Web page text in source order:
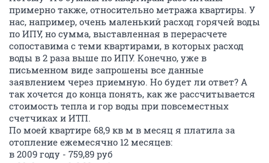
примерно также, относительно метража квартиры. У
нас, например, очень маленький расход горячей воды
по ИПУ, но сумма, выставленная в перерасчете
сопоставима с теми квартирами, в которых расход
воды в 2 раза выше по ИПУ. Конечно, уже в
письменном виде запрошены все данные
заявлением через приемную. Но будет ли ответ? А
так хочется до конца понять, как же рассчитывается
стоимость тепла и гор воды при повсеместных
счетчиках и ИТП.
По моей квартире 68,9 кв м в месяц я платила за
отопление ежемесячно 12 месяцев:
в 2009 году - 759,89 руб